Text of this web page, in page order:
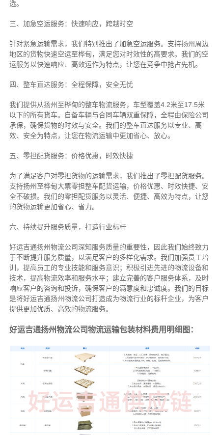
选。
三、加急空运服务：快速响应，跨越时空
针对紧急运输需求，我们特别推出了加急空运服务。支持扬州周边
地区的货物快速空运至桦甸，满足您对时效性的高要求。我们的空
运服务以快速响应、高效运作为特点，让您在竞争中抢占先机。
四、整车直达服务：全程保障，安全无忧
我们提供从扬州至桦甸的整车物流服务，车型覆盖4.2米至17.5米
以下的所有货车。自备车辆与合同车辆双重保障，全程由保险公司
承保，确保货物的时效与安全。我们的整车直达服务以专业、高
效、安全为特点，让您在物流运输中更加省心、放心。
五、零担配货服务：价格优惠，时效快捷
为了满足客户对零担货物的运输需求，我们推出了零担配货服务。
支持扬州至桦甸大票零担整车配货运输，价格优惠、时效快捷、安
全不破损。我们的零担配货服务以灵活、便捷、高效为特点，让您
的货物运输更加省心、省力。
六、持续提升服务质量，打造行业标杆
好运吉通扬州物流公司深知服务质量的重要性，因此我们始终致力
于不断提升服务质量，以满足客户的多样化需求。我们加强员工培
训，提高员工的专业技能和服务意识；积极引进先进的物流设备和
技术，提高物流效率和服务水平；建立完善的客户服务体系，及时
响应客户的咨询和投诉，确保客户的满意度和忠诚度。我们的目标
是将好运吉通扬州物流公司打造成为物流行业的标杆企业，为客户
提供更加优质、高效的物流服务。
好运吉通扬州物流公司物流运输包装材料费用明细图：